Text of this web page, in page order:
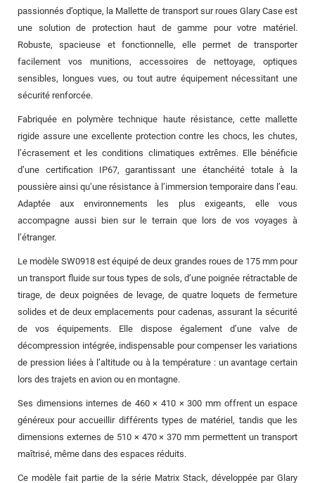
passionnés d’optique, la Mallette de transport sur roues Glary Case est
une solution de protection haut de gamme pour votre matériel.
Robuste, spacieuse et fonctionnelle, elle permet de transporter
facilement vos munitions, accessoires de nettoyage, optiques
sensibles, longues vues, ou tout autre équipement nécessitant une
sécurité renforcée.
Fabriquée en polymère technique haute résistance, cette mallette
rigide assure une excellente protection contre les chocs, les chutes,
l’écrasement et les conditions climatiques extrêmes. Elle bénéficie
d’une certification IP67, garantissant une étanchéité totale à la
poussière ainsi qu’une résistance à l’immersion temporaire dans l’eau.
Adaptée aux environnements les plus exigeants, elle vous
accompagne aussi bien sur le terrain que lors de vos voyages à
l’étranger.
Le modèle SW0918 est équipé de deux grandes roues de 175 mm pour
un transport fluide sur tous types de sols, d’une poignée rétractable de
tirage, de deux poignées de levage, de quatre loquets de fermeture
solides et de deux emplacements pour cadenas, assurant la sécurité
de vos équipements. Elle dispose également d’une valve de
décompression intégrée, indispensable pour compenser les variations
de pression liées à l’altitude ou à la température : un avantage certain
lors des trajets en avion ou en montagne.
Ses dimensions internes de 460 × 410 × 300 mm offrent un espace
généreux pour accueillir différents types de matériel, tandis que les
dimensions externes de 510 × 470 × 370 mm permettent un transport
maîtrisé, même dans des espaces réduits.
Ce modèle fait partie de la série Matrix Stack, développée par Glary